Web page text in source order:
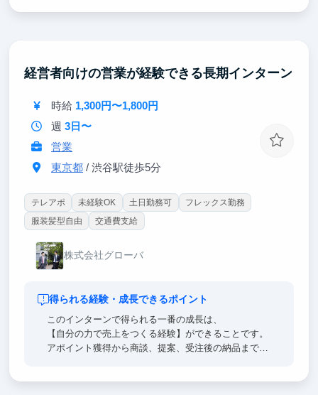
す。
表直下で年次に関係なく企画を提案できる環境。マー
ケ・PdM・起業のどの道にも活きる実践経験が積めま
す。
経営者向けの営業が経験できる長期インターン
時給 1,300円〜1,800円
週 3日〜
営業
東京都/ 渋谷駅徒歩5分
テレアポ 未経験OK 土日勤務可
フレックス勤務
服装髪型自由
交通費支給
株式会社グローバ
得られる経験・成長できるポイント
このインターンで得られる一番の成長は、
【自分の力で売上をつくる経験】ができることです。
アポイント獲得から商談、提案、受注後の納品まで一